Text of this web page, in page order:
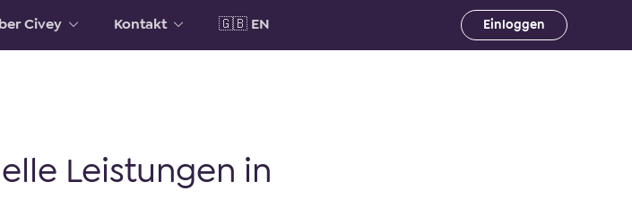
Civey Kontakt 🇬🇧 EN Einloggen
Leistungen in